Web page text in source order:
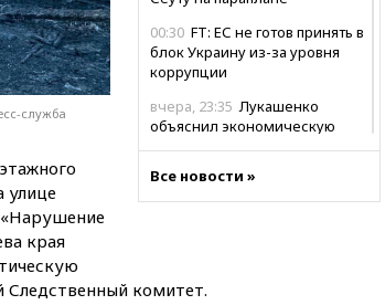
00:30 FT: ЕС не готов принять в
блок Украину из-за уровня
коррупции
вчера, 23:35 Лукашенко
объяснил экономическую
вчера, 22:59На башню
вчера, 22:45
Все новости »
служба
улице
края
Следственный комитет.